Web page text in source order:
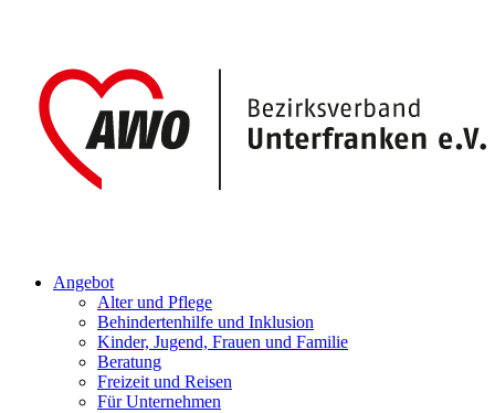
Angebot
Alter und Pflege
Behindertenhilfe und Inklusion
Kinder, Jugend, Frauen und Familie
Beratung
Freizeit und Reisen
Für Unternehmen